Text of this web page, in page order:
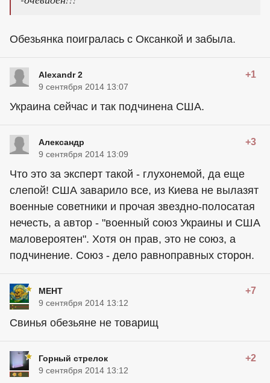
Обезьянка поигралась с Оксанкой и забыла.
Alexandr 2 +1
9 сентября 2014 13:07
Украина сейчас и так подчинена США.
Алексaндр +3
9 сентября 2014 13:09
Что это за эксперт такой - глухонемой, да еще
слепой! США заварило все, из Киева не вылазят
военные советники и прочая звездно-полосатая
нечесть, а автор - "военный союз Украины и США
маловероятен". Хотя он прав, это не союз, а
подчинение. Союз - дело равноправных сторон.
MEHT +7
9 сентября 2014 13:12
Свинья обезьяне не товарищ
Горный стрелок +2
9 сентября 2014 13:12